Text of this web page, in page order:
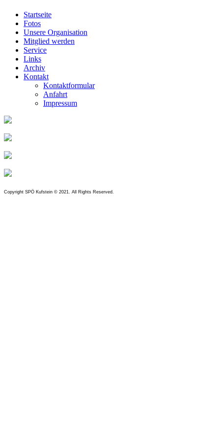
Startseite
Fotos
Unsere Organisation
Mitglied werden
Service
Links
Archiv
Kontakt
Kontaktformular
Anfahrt
Impressum
Copyright SPÖ Kufstein © 2021. All Rights Reserved.